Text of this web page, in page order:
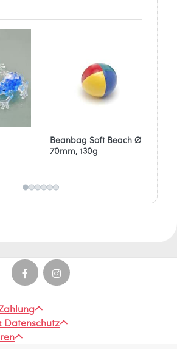
Beanbag Soft Beach Ø
70mm, 130g
Datenschutz